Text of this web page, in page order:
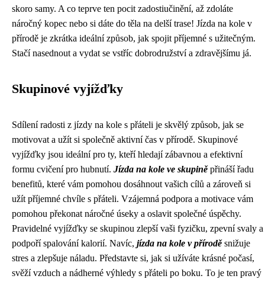
skoro samy. A co teprve ten pocit zadostiučinění, až zdoláte
náročný kopec nebo si dáte do těla na delší trase! Jízda na kole v
přírodě je zkrátka ideální způsob, jak spojit příjemné s užitečným.
Stačí nasednout a vydat se vstříc dobrodružství a zdravějšímu já.
Skupinové vyjížďky
Sdílení radosti z jízdy na kole s přáteli je skvělý způsob, jak se
motivovat a užít si společně aktivní čas v přírodě. Skupinové
vyjížďky jsou ideální pro ty, kteří hledají zábavnou a efektivní
formu cvičení pro hubnutí. Jízda na kole ve skupiněpřináší řadu
benefitů, které vám pomohou dosáhnout vašich cílů a zároveň si
užít příjemné chvíle s přáteli. Vzájemná podpora a motivace vám
pomohou překonat náročné úseky a oslavit společné úspěchy.
Pravidelné vyjížďky se skupinou zlepší vaši fyzičku, zpevní svaly a
podpoří spalování kalorií. Navíc, jízda na kole v příroděsnižuje
stres a zlepšuje náladu. Představte si, jak si užíváte krásné počasí,
svěží vzduch a nádherné výhledy s přáteli po boku. To je ten pravý